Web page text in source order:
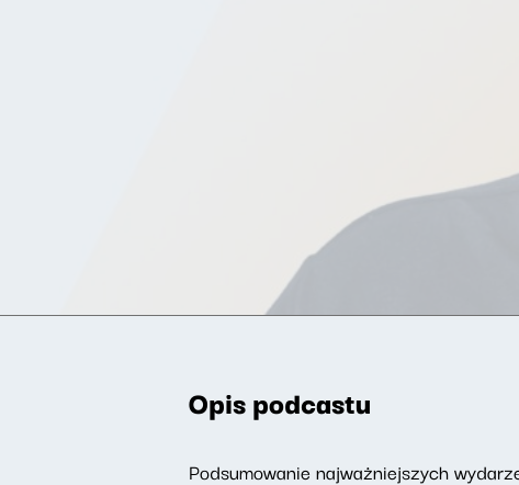
Opis podcastu
Podsumowanie najważniejszych